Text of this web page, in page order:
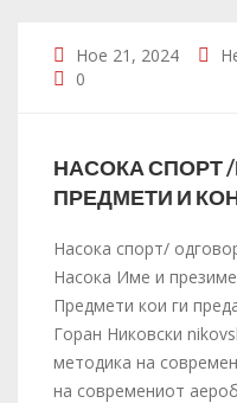
Ное 21, 2024
0
НАСОКА СПОРТ
ПРЕДМЕТИ И
Насока спорт/
Насока Име и
Предмети кои ги
Горан Никовски
методика на
на современиот